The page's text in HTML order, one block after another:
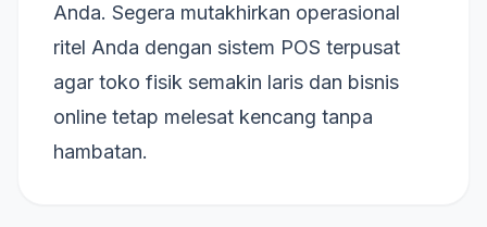
Anda. Segera mutakhirkan operasional
ritel Anda dengan sistem POS terpusat
agar toko fisik semakin laris dan bisnis
online tetap melesat kencang tanpa
hambatan.